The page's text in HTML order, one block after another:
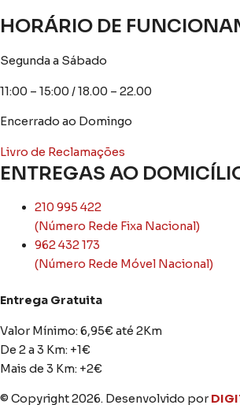
HORÁRIO DE
Segunda a Sábado
11:00 – 15:00 / 18.00 – 22.00
Encerrado ao Domingo
Livro de Reclamações
ENTREGAS AO
210 995 422
(Número Rede Fixa Nacional)
962 432 173
(Número Rede Móvel Nacional)
Entrega Gratuita
Valor Mínimo: 6,95€ até 2Km
De 2 a 3 Km: +1€
Mais de 3 Km: +2€
© Copyright 2026. Desenvolvido por